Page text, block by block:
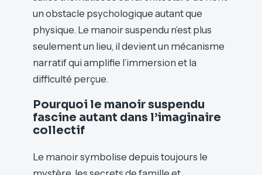
un obstacle psychologique autant que
physique. Le manoir suspendu n’est plus
seulement un lieu, il devient un mécanisme
narratif qui amplifie l’immersion et la
difficulté perçue.
Pourquoi le manoir suspendu
fascine autant dans l’imaginaire
collectif
Le manoir symbolise depuis toujours le